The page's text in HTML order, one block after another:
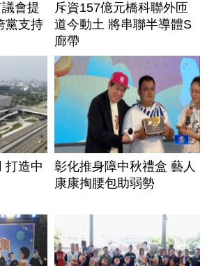
會提
黨支持
斥資157億元橋科聯外匝
道今動土 將串聯半導體S
廊帶
打造中
彰化推身障中秋禮盒 藝人
康康掏腰包助弱勢